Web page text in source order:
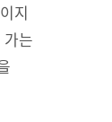
지
는